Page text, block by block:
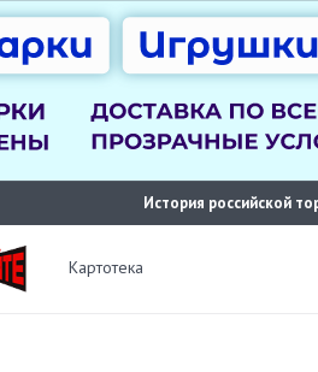
История российской
Картотека